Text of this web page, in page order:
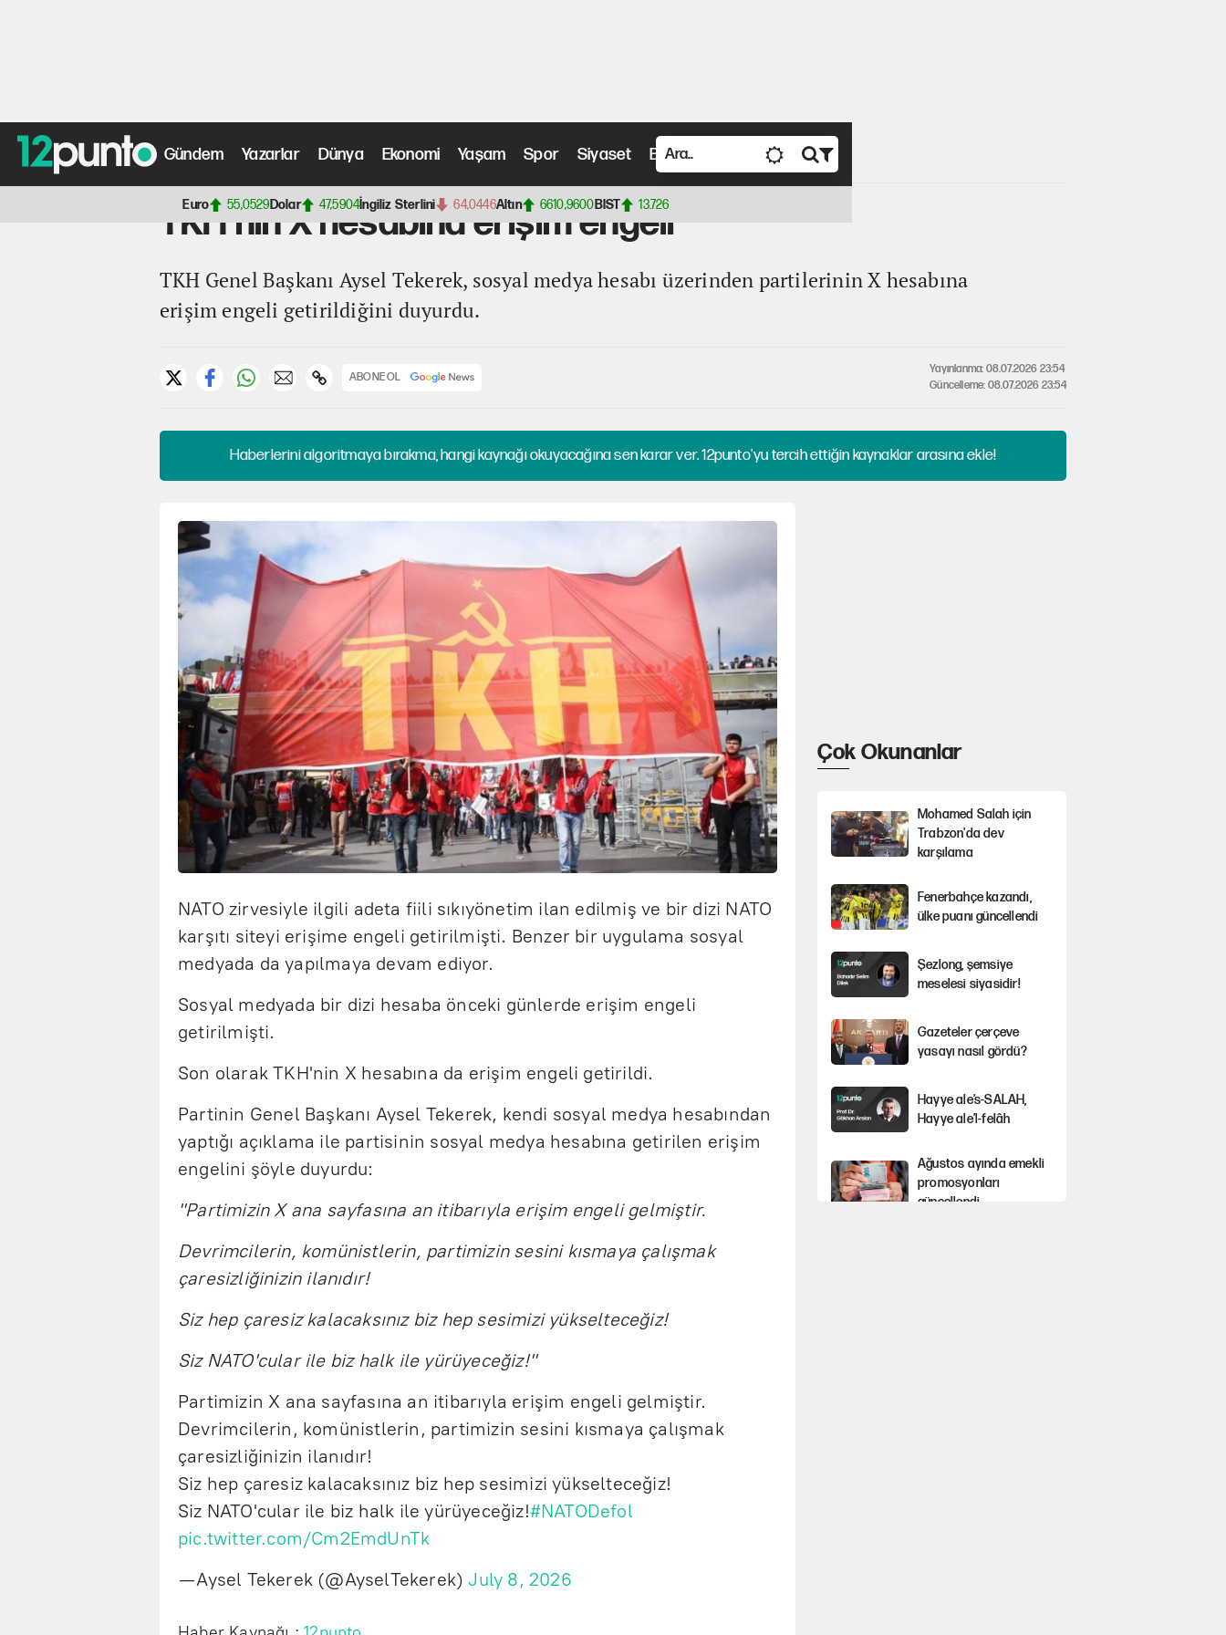
Gündem Yazarlar Dünya Ekonomi Yaşam Spor Siyaset Bilim ve Teknoloji Video
Euro 55,0529Dolar 47,5904İngiliz Sterlini 64,0446Altın 6610,9600BIST 13.726
Anasayfa>Gündem Haberleri> TKH'nin X hesabına erişim engeli
TKH'nin X hesabına erişim engeli
TKH Genel Başkanı Aysel Tekerek, sosyal medya hesabı üzerinden partilerinin X hesabına
erişim engeli getirildiğini duyurdu.
ABONE OL
Yayınlanma: 08.07.2026 23:54
Güncelleme: 08.07.2026 23:54
Haberlerini algoritmaya bırakma, hangi kaynağı okuyacağına sen karar ver. 12punto'yu tercih ettiğin kaynaklar arasına ekle!
NATO zirvesiyle ilgili adeta fiili sıkıyönetim ilan edilmiş ve bir dizi NATO
karşıtı siteyi erişime engeli getirilmişti. Benzer bir uygulama sosyal
medyada da yapılmaya devam ediyor.
Sosyal medyada bir dizi hesaba önceki günlerde erişim engeli
getirilmişti.
Son olarak TKH'nin X hesabına da erişim engeli getirildi.
Partinin Genel Başkanı Aysel Tekerek, kendi sosyal medya hesabından
yaptığı açıklama ile partisinin sosyal medya hesabına getirilen erişim
engelini şöyle duyurdu:
"Partimizin X ana sayfasına an itibarıyla erişim engeli gelmiştir.
Devrimcilerin, komünistlerin, partimizin sesini kısmaya çalışmak
çaresizliğinizin ilanıdır!
Siz hep çaresiz kalacaksınız biz hep sesimizi yükselteceğiz!
Siz NATO'cular ile biz halk ile yürüyeceğiz!"
Partimizin X ana sayfasına an itibarıyla erişim engeli gelmiştir.
Devrimcilerin, komünistlerin, partimizin sesini kısmaya çalışmak
çaresizliğinizin ilanıdır!
Siz hep çaresiz kalacaksınız biz hep sesimizi yükselteceğiz!
Siz NATO'cular ile biz halk ile yürüyeceğiz!#NATODefol
pic.twitter.com/Cm2EmdUnTk
— Aysel Tekerek (@AyselTekerek)July 8, 2026
Çok Okunanlar
Mohamed Salah için
Trabzon'da dev
karşılama
Fenerbahçe kazandı,
ülke puanı güncellendi
Şezlong, şemsiye
meselesi siyasidir!
Gazeteler çerçeve
yasayı nasıl gördü?
Hayye ale’s-SALAH,
Hayye ale’l-felâh
Ağustos ayında emekli
promosyonları
güncellendi